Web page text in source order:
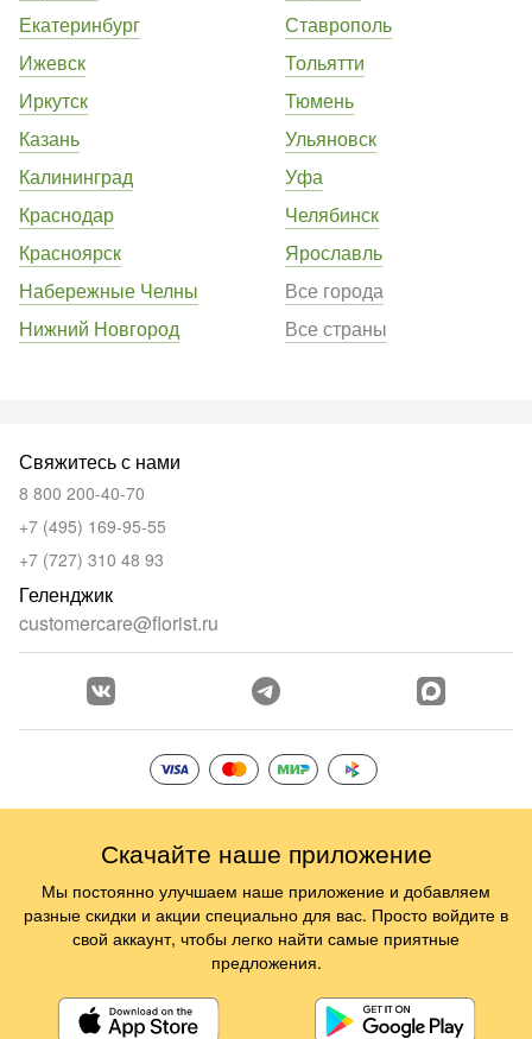
Екатеринбург
Ижевск
Иркутск
Казань
Калининград
Краснодар
Красноярск
Набережные Челны
Нижний Новгород
Ставрополь
Тольятти
Тюмень
Ульяновск
Уфа
Челябинск
Ярославль
Все города
Все страны
Свяжитесь с нами
8 800 200-40-70
+7 (495) 169-95-55
+7 (727) 310 48 93
Геленджик
customercare@florist.ru
Скачайте наше приложение
Мы постоянно улучшаем наше приложение и добавляем
разные скидки и акции специально для вас. Просто войдите в
свой аккаунт, чтобы легко найти самые приятные
предложения.